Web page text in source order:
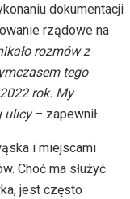
dokumentacji
rządowe na
rozmów z
tego
rok. My
ulicy– zapewnił.
i miejscami
Choć ma służyć
jest często